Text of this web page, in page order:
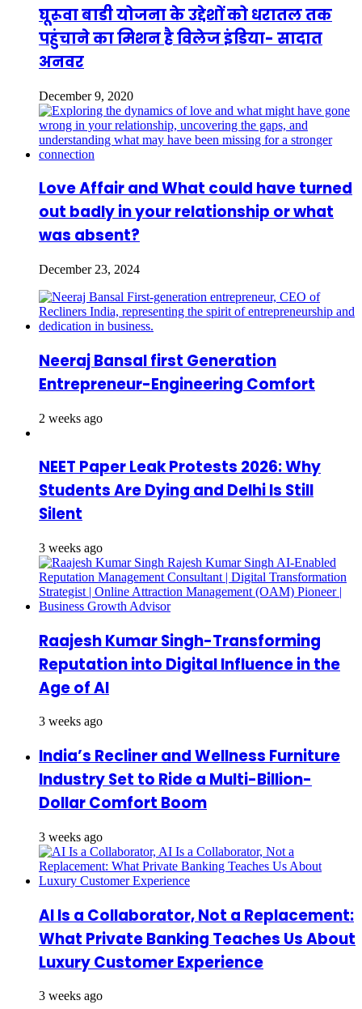
घूरूवा बाडी योजना के उद्देशों को धरातल तक
पहुंचाने का मिशन है विलेज इंडिया- सादात
अनवर
December 9, 2020
Love Affair and What could have turned
out badly in your relationship or what
was absent?
December 23, 2024
Neeraj Bansal first Generation
Entrepreneur-Engineering Comfort
2 weeks ago
NEET Paper Leak Protests 2026: Why
Students Are Dying and Delhi Is Still
Silent
3 weeks ago
Raajesh Kumar Singh-Transforming
Reputation into Digital Influence in the
Age of AI
3 weeks ago
India’s Recliner and Wellness Furniture
Industry Set to Ride a Multi-Billion-
Dollar Comfort Boom
3 weeks ago
AI Is a Collaborator, Not a Replacement:
What Private Banking Teaches Us About
Luxury Customer Experience
3 weeks ago